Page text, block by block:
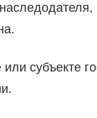
субъекте